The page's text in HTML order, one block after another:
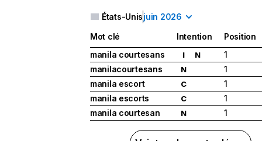
États-Unisjuin 2026
Mot clé Intention
Position
manila courtesans
I N
1
manilacourtesans
N
1
manila escort
C
1
manila escorts
C
1
manila courtesan
N 1